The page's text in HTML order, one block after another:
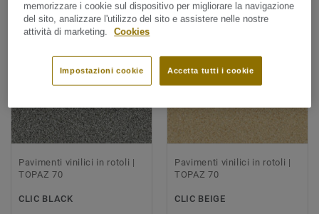
Pavimenti vinilici in rotoli |
TOPAZ 70
CLIC BLACK
Pavimenti vinilici in rotoli |
TOPAZ 70
CLIC BEIGE
memorizzare i cookie sul dispositivo per migliorare la navigazione
del sito, analizzare l'utilizzo del sito e assistere nelle nostre
attività di marketing.
Cookies
Accetta tutti i cookie
Impostazioni cookie